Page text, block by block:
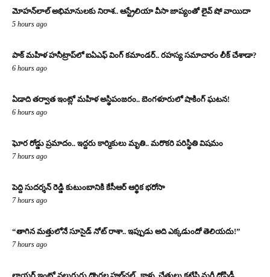
మోహన్‌లాల్ అభిమానులకు నిరాశ.. ఆస్ట్రేలియా వీసా జాప్యంతో లైవ్ షో వాయిదా
5 hours ago
పాక్ మహిళ హనీట్రాప్‌లో ఐఏఎఫ్ వింగ్ కమాండర్.. రహస్య సమాచారం లీక్ చేశాడా?
6 hours ago
ఏడాది తర్వాత ఇంట్లో మహిళ అస్థిపంజరం.. బెంగళూరులో షాకింగ్ ఘటన!
6 hours ago
ఘోర రోడ్డు ప్రమాదం.. ఇద్దరు కార్మికులు మృతి.. మరొకరి పరిస్థితి విషమం
7 hours ago
పెద్ది సుదర్శన్ రెడ్డి కుటుంబానికి కేసీఆర్ ఆర్థిక భరోసా
7 hours ago
“తాగిన మత్తులోనే సూసైడ్ నోట్ రాశా.. ఇప్పుడు అది ఎక్కడుందో తెలియదు!”
7 hours ago